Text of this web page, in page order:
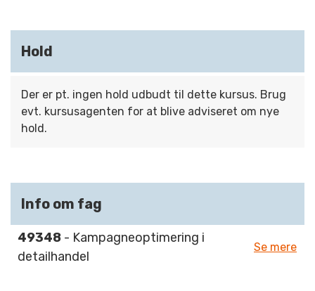
Hold
Der er pt. ingen hold udbudt til dette kursus. Brug
evt. kursusagenten for at blive adviseret om nye
hold.
Info om fag
49348 - Kampagneoptimering i
detailhandel
Se mere